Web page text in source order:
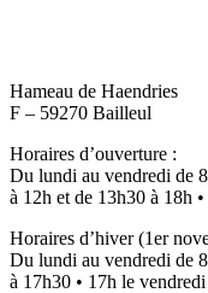
Hameau de Haendries
F – 59270 Bailleul
Horaires d’ouverture :
Du lundi au vendredi de
à 12h et de 13h30 à 18h
Horaires d’hiver (1er
Du lundi au vendredi de
à 17h30 • 17h le vendredi